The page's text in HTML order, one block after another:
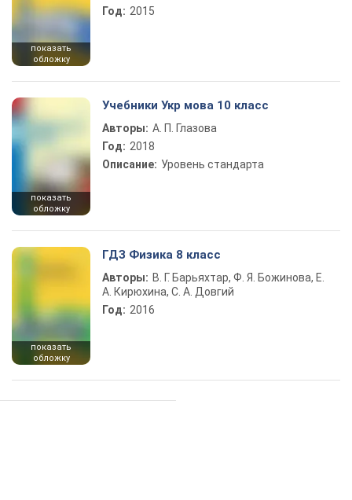
показать
обложку
Год: 2015
показать
обложку
Учебники Укр мова 10 класс
Авторы: А. П. Глазова
Год: 2018
Описание: Уровень стандарта
показать
обложку
ГДЗ Физика 8 класс
Авторы: В. Г. Барьяхтар, Ф. Я. Божинова, Е.
А. Кирюхина, С. А. Довгий
Год: 2016